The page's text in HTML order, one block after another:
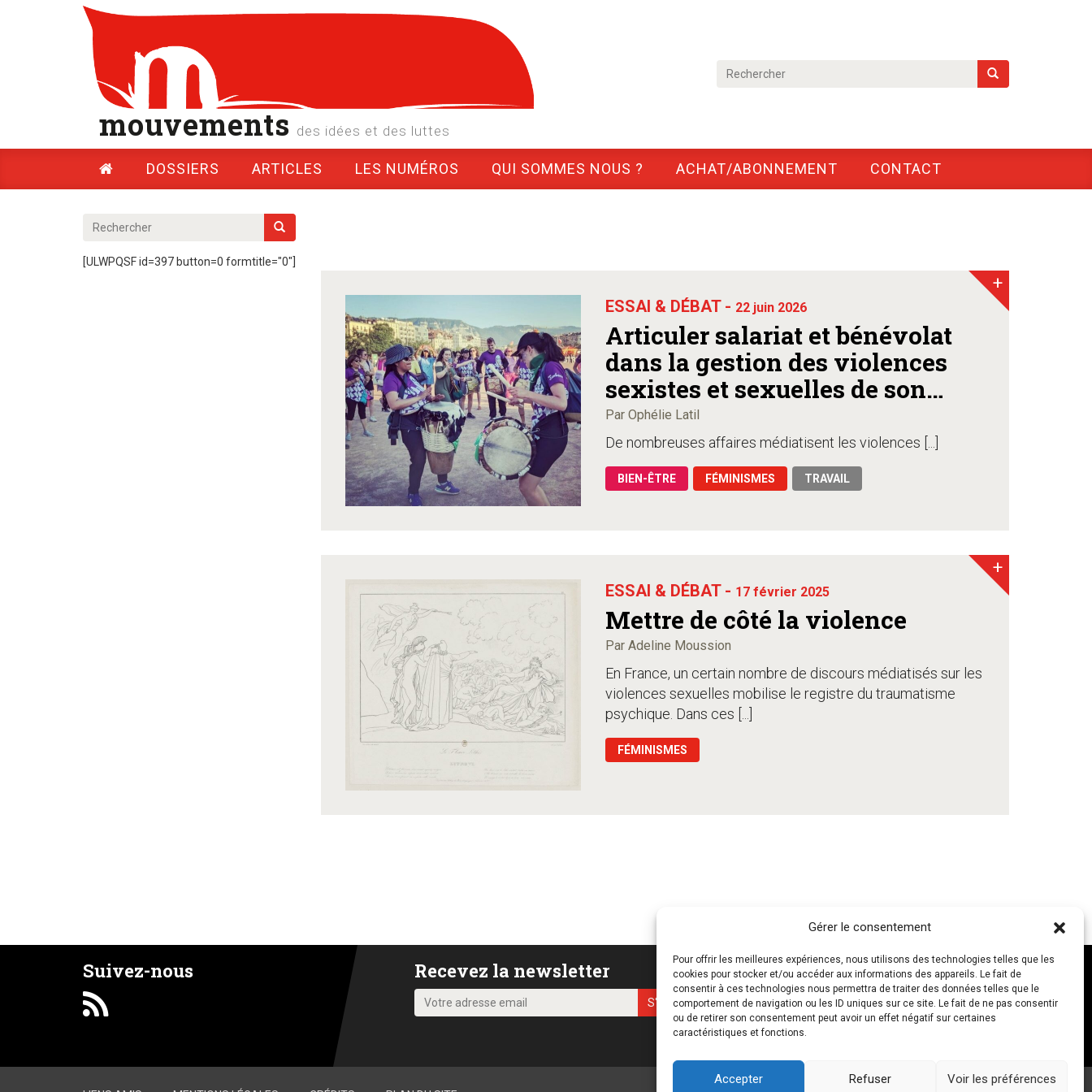
Gérer le consentement
Pour offrir les meilleures expériences, nous utilisons des technologies telles que les
cookies pour stocker et/ou accéder aux informations des appareils. Le fait de
consentir à ces technologies nous permettra de traiter des données telles que le
comportement de navigation ou les ID uniques sur ce site. Le fait de ne pas consentir
ou de retirer son consentement peut avoir un effet négatif sur certaines
caractéristiques et fonctions.
Accepter Refuser Voir les préférences
mouvements des idées et des luttes
DOSSIERS ARTICLES LES NUMÉROS QUI SOMMES NOUS ? ACHAT/ABONNEMENT CONTACT
[ULWPQSF id=397 button=0 formtitle="0"]
ESSAI & DÉBAT - 22 juin 2026
Articuler salariat et bénévolat
dans la gestion des violences
sexistes et sexuelles de son
association
Par Ophélie Latil
De nombreuses affaires médiatisent les violences [...]
BIEN-ÊTRE FÉMINISMES TRAVAIL
+
ESSAI & DÉBAT - 17 février 2025
Mettre de côté la violence
Par Adeline Moussion
En France, un certain nombre de discours médiatisés sur les
violences sexuelles mobilise le registre du traumatisme
psychique. Dans ces [...]
FÉMINISMES
+
Suivez-nous Recevez la newsletter
NOUS CONTACTER